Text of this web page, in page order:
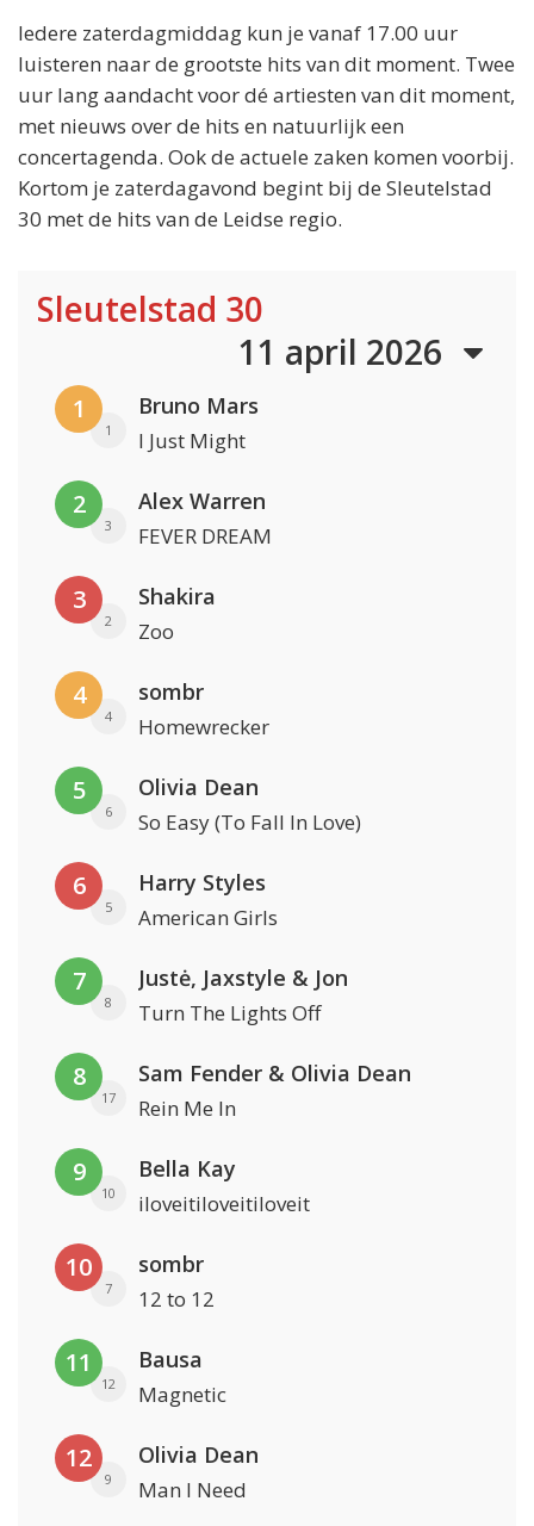
Iedere zaterdagmiddag kun je vanaf 17.00 uur
luisteren naar de grootste hits van dit moment. Twee
uur lang aandacht voor dé artiesten van dit moment,
met nieuws over de hits en natuurlijk een
concertagenda. Ook de actuele zaken komen voorbij.
Kortom je zaterdagavond begint bij de Sleutelstad
30 met de hits van de Leidse regio.
Sleutelstad 30
11 april 2026
1
1
Bruno Mars
I Just Might
2
3
Alex Warren
FEVER DREAM
3
2
Shakira
Zoo
4
4
sombr
Homewrecker
5
6
Olivia Dean
So Easy (To Fall In Love)
6
5
Harry Styles
American Girls
7
8
Justė, Jaxstyle & Jon
Turn The Lights Off
8
17
Sam Fender & Olivia Dean
Rein Me In
9
10
Bella Kay
iloveitiloveitiloveit
10
7
sombr
12 to 12
11
12
Bausa
Magnetic
12
9
Olivia Dean
Man I Need